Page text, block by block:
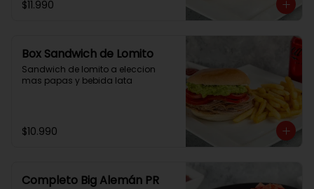
$11.990
Box Sandwich de Lomito
Sandwich de lomito a eleccion
mas papas y bebida lata
$10.990
Completo Big Alemán PR